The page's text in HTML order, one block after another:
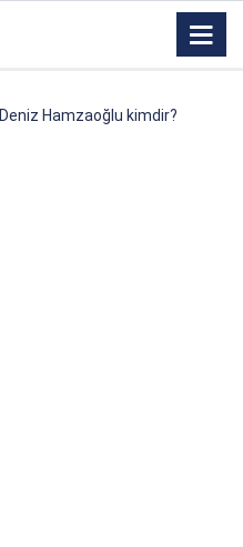
Deniz Hamzaoğlu kimdir?